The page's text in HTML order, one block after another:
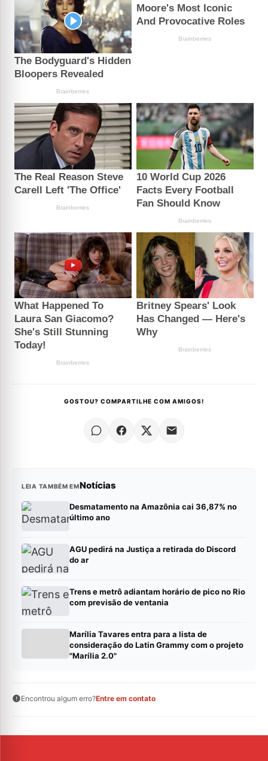
GOSTOU? COMPARTILHE COM AMIGOS!
LEIA TAMBÉM EMNotícias
Desmatamento na Amazônia cai 36,87% no
último ano
AGU pedirá na Justiça a retirada do Discord
do ar
Trens e metrô adiantam horário de pico no Rio
com previsão de ventania
Marília Tavares entra para a lista de
consideração do Latin Grammy com o projeto
"Marília 2.0"
Encontrou algum erro?Entre em contato